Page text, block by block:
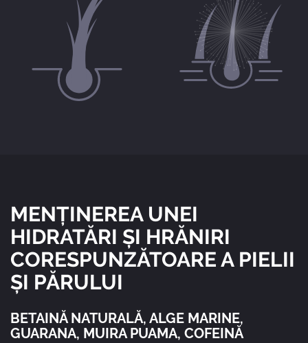
MENȚINEREA UNEI
HIDRATĂRI ȘI HRĂNIRI
CORESPUNZĂTOARE A PIELII
ȘI PĂRULUI
BETAINĂ NATURALĂ, ALGE MARINE,
GUARANA, MUIRA PUAMA, COFEINĂ